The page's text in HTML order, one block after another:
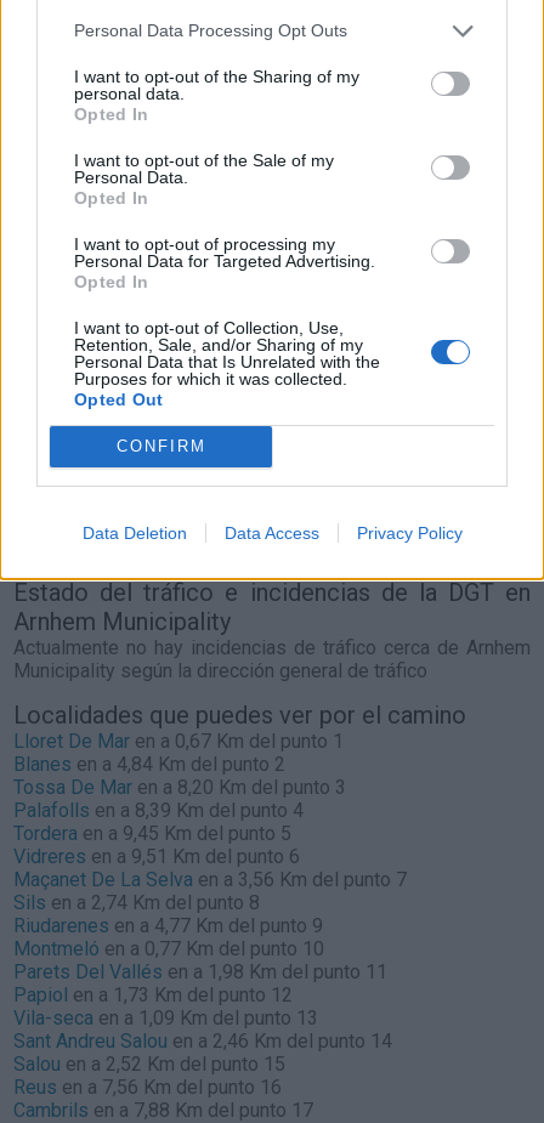
Personal Data Processing Opt Outs
I want to opt-out of the Sharing of my
personal data.
Opted In
I want to opt-out of the Sale of my
Personal Data.
Opted In
I want to opt-out of processing my
Personal Data for Targeted Advertising.
Opted In
I want to opt-out of Collection, Use,
Retention, Sale, and/or Sharing of my
Personal Data that Is Unrelated with the
Purposes for which it was collected.
Opted Out
CONFIRM
Data Deletion Data Access Privacy Policy
Arnhem Municipality
combustible
por litro
5l/100km 7l/100km
10l/100km
Gasolina 95
0,00€
Gasolina 98
0,00€ 93l.-130l.-
186l.
0,00€ 93l.-
0,00€
130
0,00€
0,00€
Bio diesel
0,00€ 93l.-130
Estado del tráfico e incidencias de la DGT en
Actualmente no hay incidencias de tráfico cerca de
según la dirección general de tráfico
Estado del tráfico e incidencias de la DGT en
Arnhem Municipality
Actualmente no hay incidencias de tráfico cerca de Arnhem
Municipality según la dirección general de tráfico
Localidades que puedes ver por el camino
Lloret De Mar en a 0,67 Km del punto 1
Blanes en a 4,84 Km del punto 2
Tossa De Mar en a 8,20 Km del punto 3
Palafolls en a 8,39 Km del punto 4
Tordera en a 9,45 Km del punto 5
Vidreres en a 9,51 Km del punto 6
Maçanet De La Selva en a 3,56 Km del punto 7
Sils en a 2,74 Km del punto 8
Riudarenes en a 4,77 Km del punto 9
Montmeló en a 0,77 Km del punto 10
Parets Del Vallés en a 1,98 Km del punto 11
Papiol en a 1,73 Km del punto 12
Vila-seca en a 1,09 Km del punto 13
Sant Andreu Salou en a 2,46 Km del punto 14
Salou en a 2,52 Km del punto 15
Reus en a 7,56 Km del punto 16
Cambrils en a 7,88 Km del punto 17